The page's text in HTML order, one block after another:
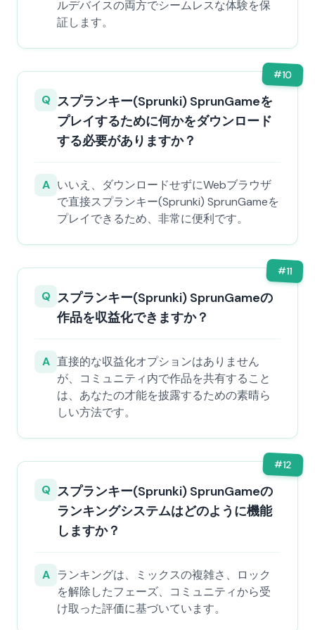
ルデバイスの両方でシームレスな体験を保
証します。
#10
Q スプランキー(Sprunki) SprunGameを
プレイするために何かをダウンロード
する必要がありますか？
A いいえ、ダウンロードせずにWebブラウザ
で直接スプランキー(Sprunki) SprunGameを
プレイできるため、非常に便利です。
#11
Q スプランキー(Sprunki) SprunGameの
作品を収益化できますか？
A 直接的な収益化オプションはありません
が、コミュニティ内で作品を共有すること
は、あなたの才能を披露するための素晴ら
しい方法です。
#12
Q スプランキー(Sprunki) SprunGameの
ランキングシステムはどのように機能
しますか？
A ランキングは、ミックスの複雑さ、ロック
を解除したフェーズ、コミュニティから受
け取った評価に基づいています。